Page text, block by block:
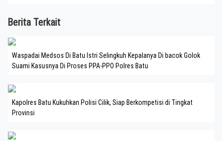
Berita Terkait
Waspadai Medsos Di Batu Istri Selingkuh Kepalanya Di bacok Golok
Suami Kasusnya Di Proses PPA-PPO Polres Batu
Kapolres Batu Kukuhkan Polisi Cilik, Siap Berkompetisi di Tingkat
Provinsi